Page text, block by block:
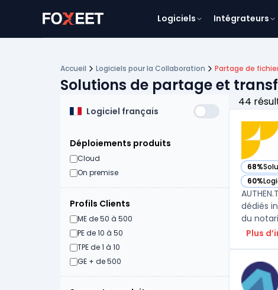
Logiciels Intégrateurs
Accueil Logiciels pour la Collaboration Partage de
Solutions de partage et
Logiciel français
Déploiements produits
Cloud
On premise
Profils Clients
ME de 50 à 500
PE de 10 à 50
TPE de 1 à 10
GE + de 500
44
68%
— voir
60%
— voir
dédiés
du
Plus